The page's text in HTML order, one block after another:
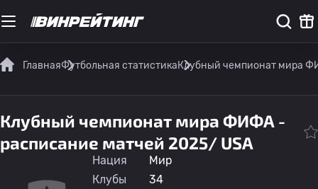
ГлавнаяФутбольная статистикаКлубный чемпионат мира
Клубный чемпионат мира ФИФА -
расписание матчей 2025/ USA
Нация
Мир
Клубы
34